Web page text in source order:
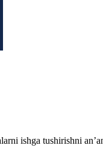
ishga tushirishni